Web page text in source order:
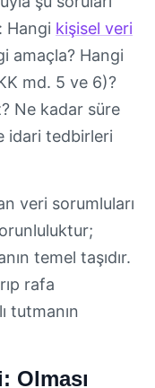
Hangi kişisel veri
amaçla? Hangi
md. 5 ve 6)?
Ne kadar süre
idari tedbirleri
veri sorumluları
temel taşıdır.
rafa
tutmanın
Olması